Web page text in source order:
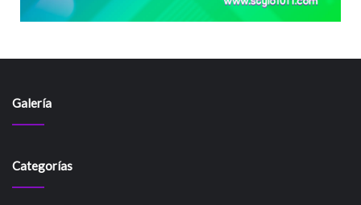
Galería
Categorías